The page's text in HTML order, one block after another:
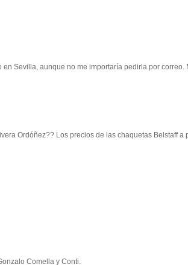
Sevilla, aunque no me importaría pedirla por correo.
Ordóñez?? Los precios de las chaquetas Belstaff a
Comella y Conti.